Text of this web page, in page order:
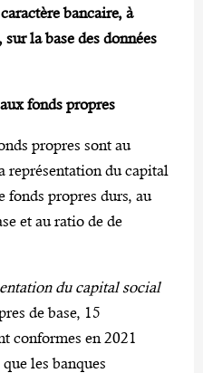
bancaire, à
la base des données
fonds propres
propres sont au
représentation du capital
propres durs, au
et au ratio de de
du capital social
de base, 15
conformes en 2021
les banques